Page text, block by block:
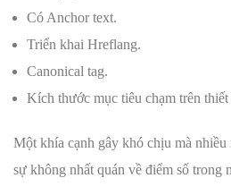
Có Anchor text.
Triển khai Hreflang.
Canonical tag.
Kích thước mục tiêu chạm trên
Một khía cạnh gây khó chịu mà nhiều
sự không nhất quán về điểm số trong